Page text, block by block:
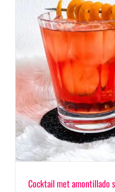
Cocktail met amontillado